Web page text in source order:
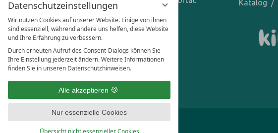
Datenschutzeinstellungen
Wir nutzen Cookies auf unserer Website. Einige von ihnen
sind essenziell, während andere uns helfen, diese Website
und Ihre Erfahrung zu verbessern.
Durch erneuten Aufruf des Consent-Dialogs können Sie
Ihre Einstellung jederzeit ändern. Weitere Informationen
finden Sie in unseren Datenschutzhinweisen.
Alle akzeptieren
Nur essenzielle Cookies
Übersicht nicht essenzieller Cookies
Anfragen dieser Art bitte direkt an die
entsprechenden Hotels senden.
Anfragen für Hoteliers & Agenturen:
office@familienhotels.de
Katalog